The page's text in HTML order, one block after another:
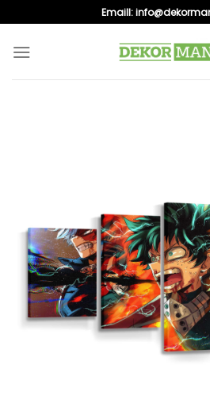
to
content
Emaill: